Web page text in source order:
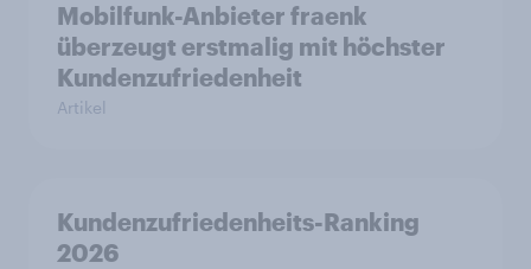
Mobilfunk-Anbieter fraenk
überzeugt erstmalig mit höchster
Kundenzufriedenheit
Artikel
Kundenzufriedenheits-Ranking
2026